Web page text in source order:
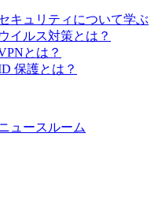
キュリティについて学ぶ
ウイルス対策とは？
とは？
保護とは？
ュースルーム